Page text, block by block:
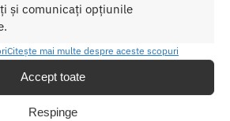
și comunicați opțiunile
Citește mai multe despre aceste scopuri
Accept toate
Respinge